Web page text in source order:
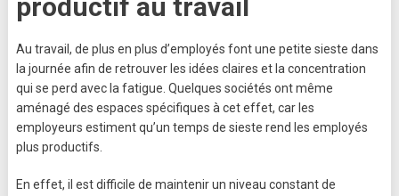
productif au travail
Au travail, de plus en plus d’employés font une petite sieste dans
la journée afin de retrouver les idées claires et la concentration
qui se perd avec la fatigue. Quelques sociétés ont même
aménagé des espaces spécifiques à cet effet, car les
employeurs estiment qu’un temps de sieste rend les employés
plus productifs.
En effet, il est difficile de maintenir un niveau constant de